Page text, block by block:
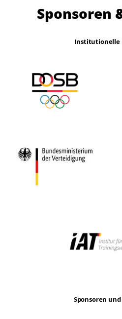
Sponsoren
Institutionelle
Sponsoren